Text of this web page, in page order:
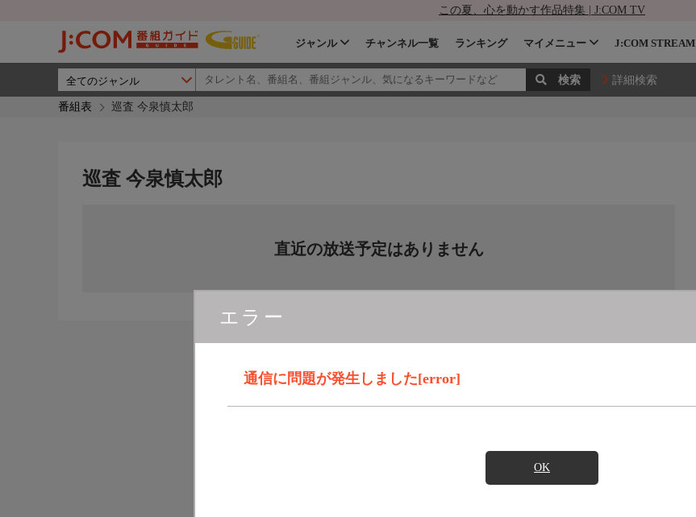
この夏、心を動かす作品特集 | J:COM TV
ジャンル チャンネル一覧 ランキング マイメニュー J:COM STREAM
詳細検索
番組表 巡査 今泉慎太郎
エラー
通信に問題が発生しました[error]
OK
巡査 今泉慎太郎
直近の放送予定はありません